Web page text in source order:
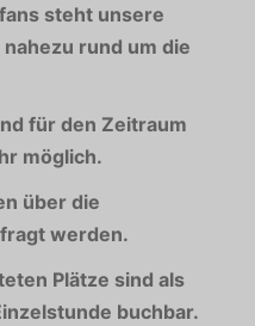
steht unsere
rund um die
für den Zeitraum
möglich.
über die
werden.
Plätze sind als
buchbar.